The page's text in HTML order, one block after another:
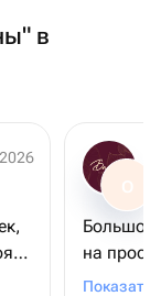
в
О
Большое
на
Показать